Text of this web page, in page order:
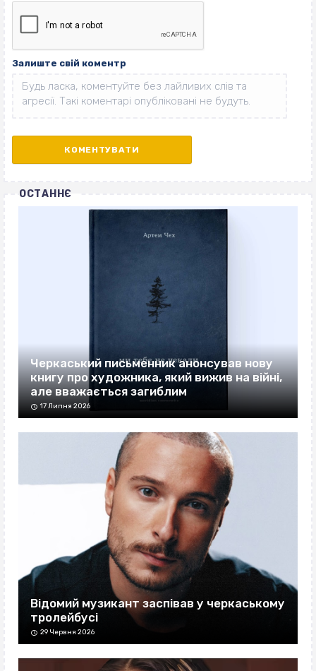
Залиште свій коментр
ОСТАННЄ
Черкаський письменник анонсував нову
книгу про художника, який вижив на війні,
але вважається загиблим
17 Липня 2026
Відомий музикант заспівав у черкаському
тролейбусі
29 Червня 2026